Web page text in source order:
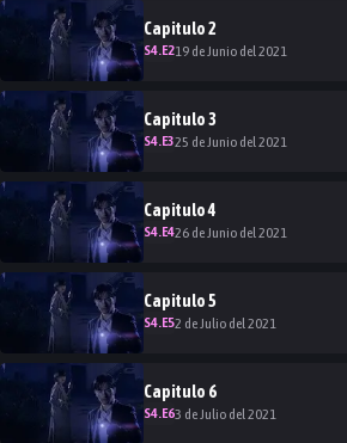
Capitulo2
S4.E219 de Junio del 2021
Capitulo3
S4.E325 de Junio del 2021
Capitulo4
S4.E426 de Junio del 2021
Capitulo5
S4.E52 de Julio del 2021
Capitulo 6
S4.E63 de Julio del 2021